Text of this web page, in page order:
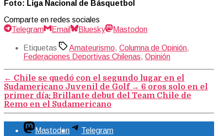
Foto: Liga Nacional de Básquetbol
Comparte en redes sociales
Telegram
Email Bluesky Mastodon
Etiquetas Amateurismo, Columna de Opinión,
Federaciones Deportivas Chilenas, Opinión
← Chile se quedó con el segundo lugar en el
Sudamericano Juvenil de Golf → 6 oros solo en el
primer día: Brillante debut del Team Chile de
Remo en el Sudamericano
Mastodon Telegram